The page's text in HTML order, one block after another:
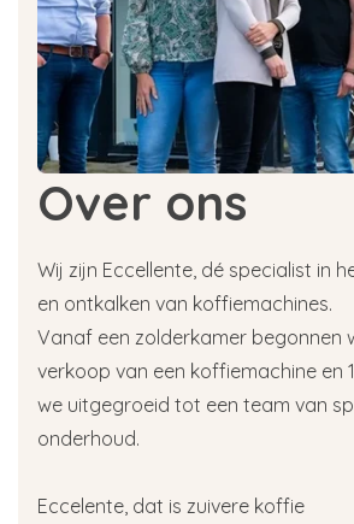
Over ons
Wij zijn Eccellente, dé specialist in
en ontkalken van koffiemachines.
Vanaf een zolderkamer begonnen
verkoop van een koffiemachine en
we uitgegroeid tot een team van
onderhoud.
Eccelente, dat is zuivere koffie